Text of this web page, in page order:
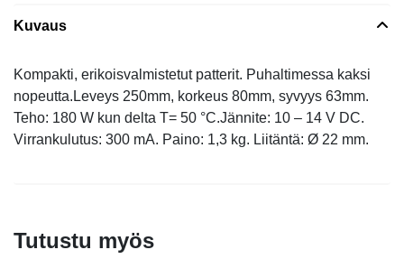
Kuvaus
Kompakti, erikoisvalmistetut patterit. Puhaltimessa kaksi
nopeutta.Leveys 250mm, korkeus 80mm, syvyys 63mm.
Teho: 180 W kun delta T= 50 °C.Jännite: 10 – 14 V DC.
Virrankulutus: 300 mA. Paino: 1,3 kg. Liitäntä: Ø 22 mm.
Tutustu myös